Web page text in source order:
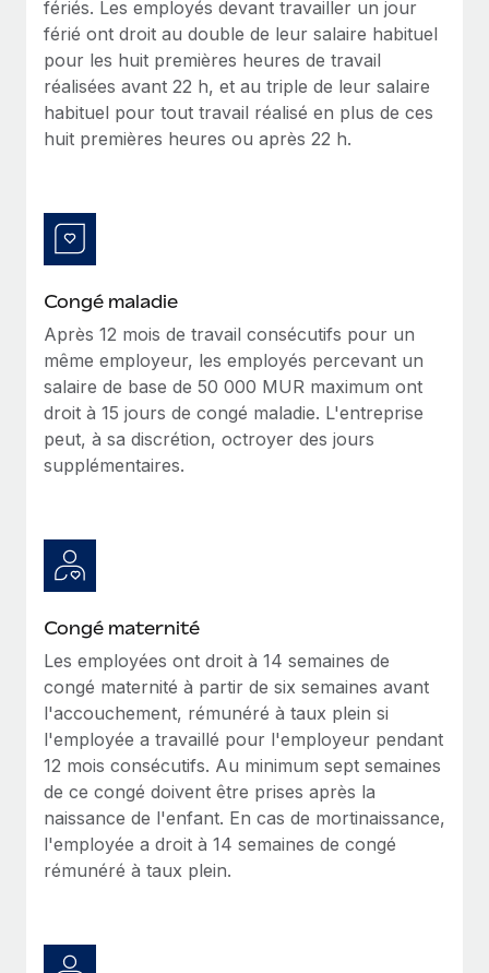
Création d’entité
Établissez des entités rapidement et en toute
conformité
Mobilité et déménagement international
Organisez facilement le déménagement de vos
Avantages sociaux
Gérez facilement les avantages sociaux
Explorer le blog
Mises à jour des produits de Remote :
Remote a toujours pour mission d'aider les entreprises de
toute taille à embaucher, gérer et payer...
En savoir plus
Comment Phiture gère ses 55 employés
répartis dans 19 pays grâce à Remote
Phiture, un leader notable du conseil en matière de
croissance mobile internationale, encourage les...
fériés. Les employés devant travailler un jour
férié ont droit au double de leur salaire habituel
pour les huit premières heures de travail
réalisées avant 22 h, et au triple de leur salaire
habituel pour tout travail réalisé en plus de ces
huit premières heures ou après 22 h.
Congé maladie
Après 12 mois de travail consécutifs pour un
même employeur, les employés percevant un
salaire de base de 50 000 MUR maximum ont
droit à 15 jours de congé maladie. L'entreprise
peut, à sa discrétion, octroyer des jours
supplémentaires.
Congé maternité
Les employées ont droit à 14 semaines de
congé maternité à partir de six semaines avant
l'accouchement, rémunéré à taux plein si
l'employée a travaillé pour l'employeur pendant
12 mois consécutifs. Au minimum sept semaines
de ce congé doivent être prises après la
naissance de l'enfant. En cas de mortinaissance,
l'employée a droit à 14 semaines de congé
rémunéré à taux plein.